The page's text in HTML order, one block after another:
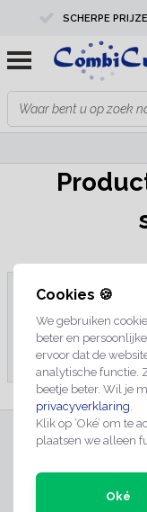
Cookies 🍪
We gebruiken
beter en
ervoor dat de
analytische functie.
beetje beter. Wil je
privacyverklaring
Klik op ‘Oké’ om te
plaatsen we alleen
Oké
SCHERPE
PROFESSIONELE
EXPERTS IN
Geen
INSCHRIJVEN